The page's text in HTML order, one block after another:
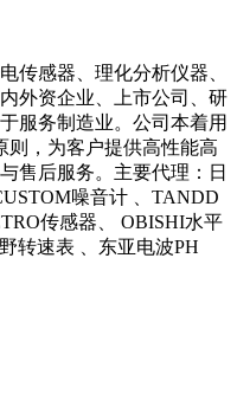
传感器、理化分析仪器、
外资企业、上市公司、研
服务制造业。公司本着用
，为客户提供高性能高
售后服务。主要代理：日
噪音计 、TANDD
传感器、 OBISHI水平
转速表 、东亚电波PH